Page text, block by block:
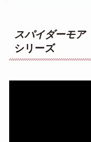
スパイダーモア
シリーズ